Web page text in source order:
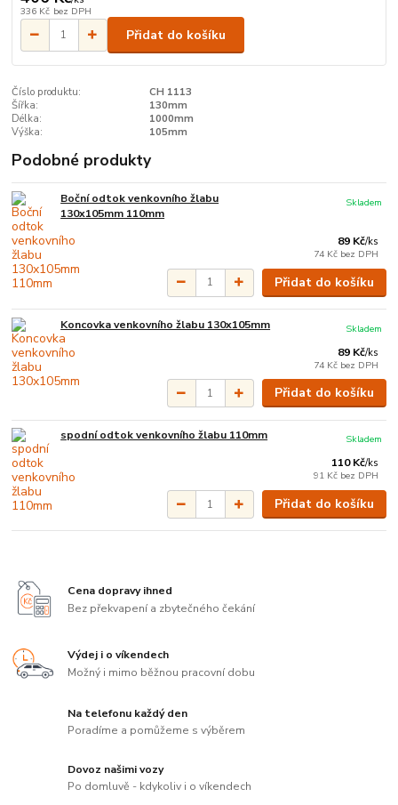
336 Kč bez DPH
Přidat do košíku
Číslo produktu:
CH 1113
Šířka:
130mm
Délka:
1000mm
Výška:
105mm
Podobné produkty
Boční odtok venkovního žlabu
130x105mm 110mm
89 Kč/ks
74 Kč bez DPH
Skladem
Přidat do košíku
Koncovka venkovního žlabu 130x105mm
89 Kč/ks
74 Kč bez DPH
Skladem
Přidat do košíku
spodní odtok venkovního žlabu 110mm
110 Kč/ks
91 Kč bez DPH
Skladem
Přidat do košíku
Cena dopravy ihned
Bez překvapení a zbytečného čekání
Výdej i o víkendech
Možný i mimo běžnou pracovní dobu
Na telefonu každý den
Poradíme a pomůžeme s výběrem
Dovoz našimi vozy
Po domluvě - kdykoliv i o víkendech